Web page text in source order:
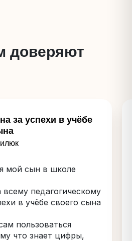
доверяют
за успехи в учёбе
мой сын в школе
педагогическому
в учёбе своего сына
пользоваться
что знает цифры,